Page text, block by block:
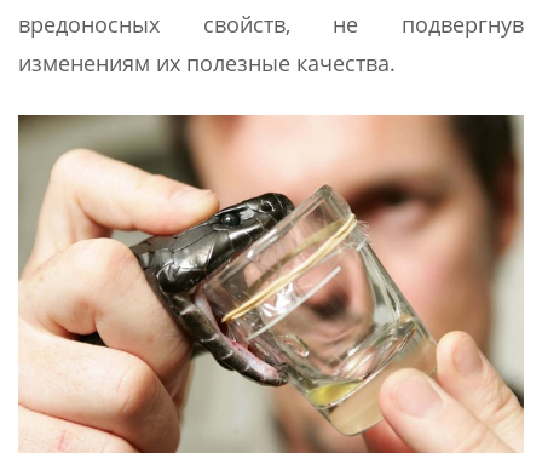
вредоносных свойств, не подвергнув
изменениям их полезные качества.